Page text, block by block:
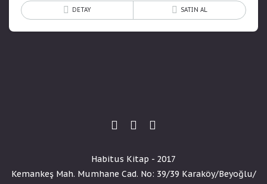
DETAY SATIN AL
Habitus Kitap - 2017
Kemankeş Mah. Mumhane Cad. No: 39/39 Karaköy/Beyoğlu/